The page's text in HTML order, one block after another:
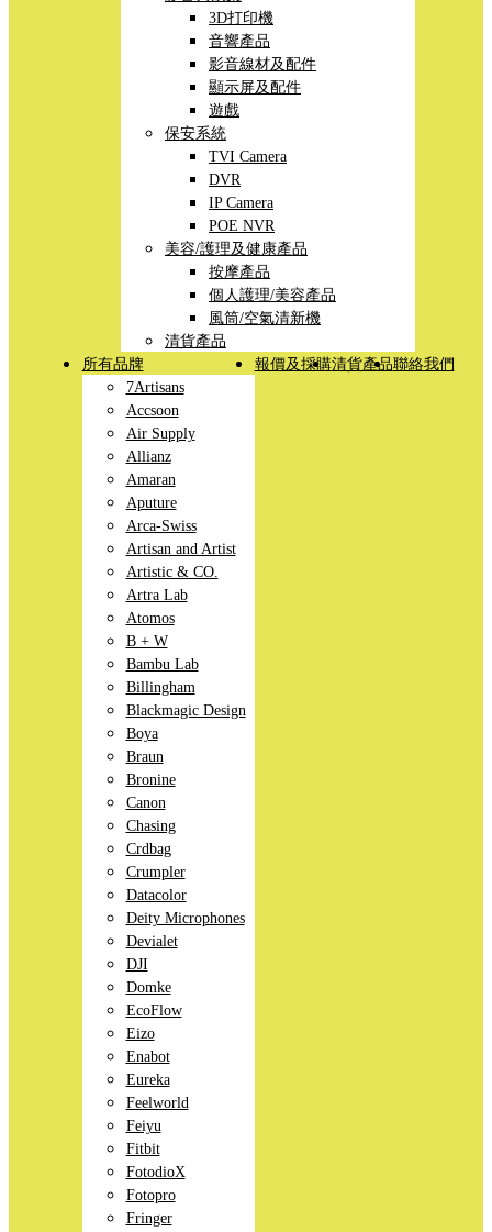
3D打印機
音響產品
影音線材及配件
顯示屏及配件
遊戲
保安系統
TVI Camera
DVR
IP Camera
POE NVR
美容/護理及健康產品
按摩產品
個人護理/美容產品
風筒/空氣清新機
清貨產品
所有品牌
7Artisans
Accsoon
Air Supply
Allianz
Amaran
Aputure
Arca-Swiss
Artisan and Artist
Artistic & CO.
Artra Lab
Atomos
B + W
Bambu Lab
Billingham
Blackmagic Design
Boya
Braun
Bronine
Canon
Chasing
Crdbag
Crumpler
Datacolor
Deity Microphones
Devialet
DJI
Domke
EcoFlow
Eizo
Enabot
Eureka
Feelworld
Feiyu
Fitbit
FotodioX
Fotopro
Fringer
報價及採購清貨產品聯絡我們